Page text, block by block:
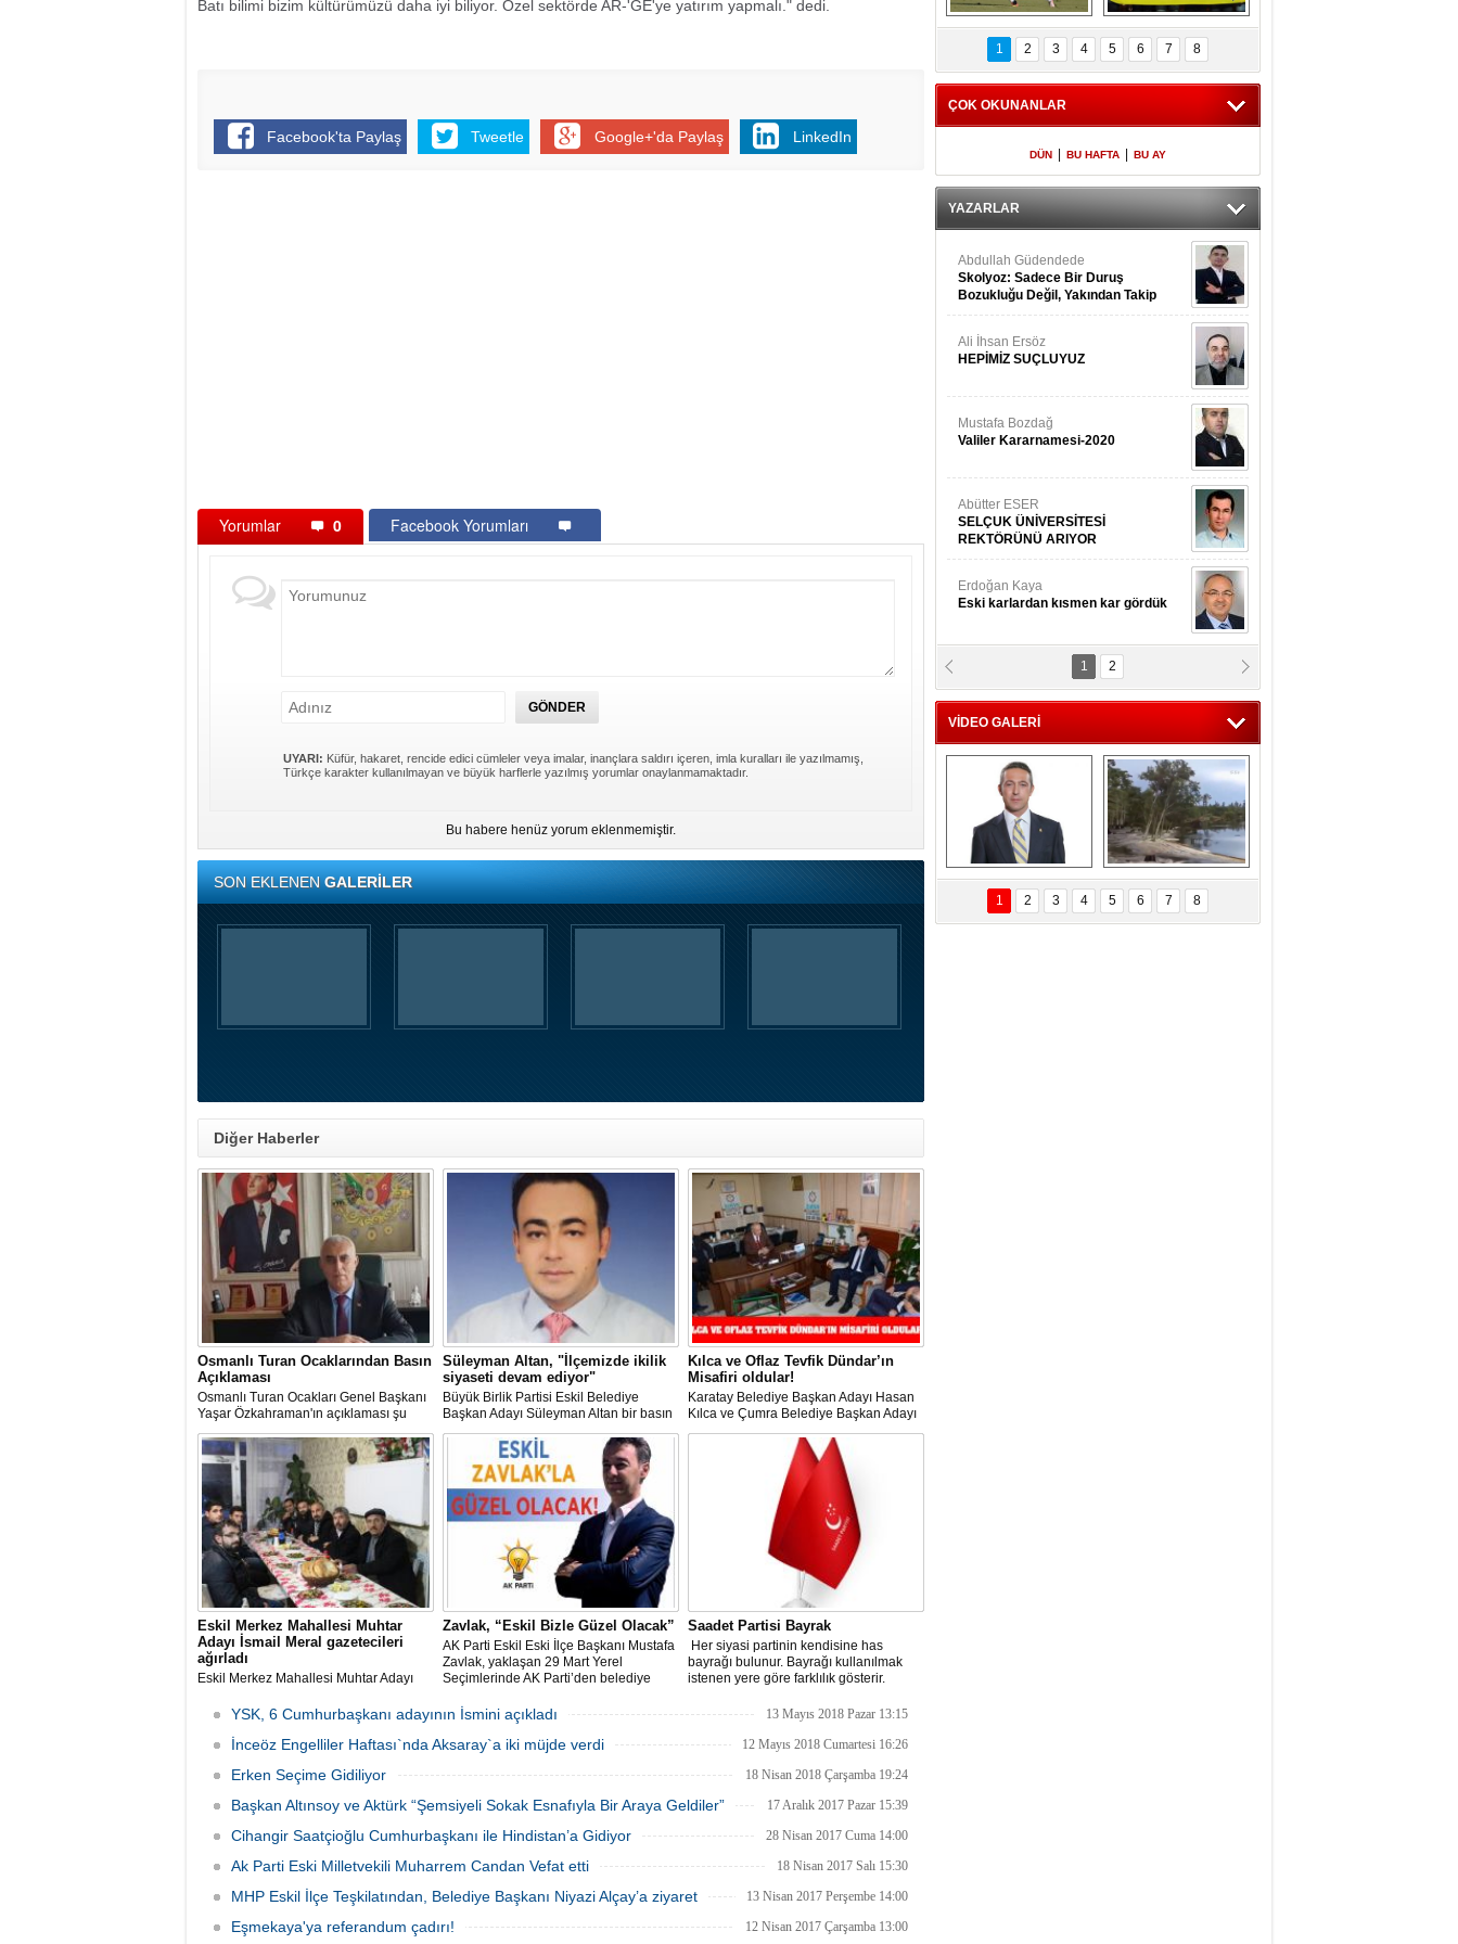
Batı bilimi bizim kültürümüzü daha iyi biliyor. Özel sektörde AR-'GE'ye yatırım yapmalı." dedi.
Facebook'ta Paylaş Tweetle Google+'da Paylaş LinkedIn
Yorumlar 0 Facebook Yorumları
UYARI: Küfür, hakaret, rencide edici cümleler veya imalar, inançlara saldırı içeren, imla kuralları ile yazılmamış,
Türkçe karakter kullanılmayan ve büyük harflerle yazılmış yorumlar onaylanmamaktadır.
Bu habere henüz yorum eklenmemiştir.
SON EKLENENGALERİLER
Diğer Haberler
Osmanlı Turan Ocaklarından Basın
Açıklaması
Osmanlı Turan Ocakları Genel Başkanı
Yaşar Özkahraman'ın açıklaması şu
şekilde:
Süleyman Altan, "İlçemizde ikilik
siyaseti devam ediyor"
Büyük Birlik Partisi Eskil Belediye
Başkan Adayı Süleyman Altan bir basın
açıklaması yaptı.
Kılca ve Oflaz Tevfik Dündar’ın
Misafiri oldular!
Karatay Belediye Başkan Adayı Hasan
Kılca ve Çumra Belediye Başkan Adayı
Halit Oflaz Zirve Sürücü Kursu Yönetim
Kurulu Başkanı Tevfik Dündar ve
Selçuklu Düğün Malzemeleri yönetim
Kurulu başkanı Sadettin Kutlu’nun
organizasyonu ile bir araya geldiler.
Eskil Merkez Mahallesi Muhtar
Adayı İsmail Meral gazetecileri
ağırladı
Eskil Merkez Mahallesi Muhtar Adayı
Günü'nde Eskil'de görev yapan
Zavlak, “Eskil Bizle Güzel Olacak”
AK Parti Eskil Eski İlçe Başkanı Mustafa
Zavlak, yaklaşan 29 Mart Yerel
Seçimlerinde AK Parti’den belediye
Güzel Olacak” sloganıyla duyurdu.
Saadet Partisi Bayrak
​​​​​​​ Her siyasi partinin kendisine has
bayrağı bulunur. Bayrağı kullanılmak
istenen yere göre farklılık gösterir.
YSK, 6 Cumhurbaşkanı adayının İsmini açıkladı 13 Mayıs 2018 Pazar 13:15
İnceöz Engelliler Haftası`nda Aksaray`a iki müjde verdi 12 Mayıs 2018 Cumartesi 16:26
Erken Seçime Gidiliyor 18 Nisan 2018 Çarşamba 19:24
Başkan Altınsoy ve Aktürk “Şemsiyeli Sokak Esnafıyla Bir Araya Geldiler” 17 Aralık 2017 Pazar 15:39
Cihangir Saatçioğlu Cumhurbaşkanı ile Hindistan’a Gidiyor 28 Nisan 2017 Cuma 14:00
Ak Parti Eski Milletvekili Muharrem Candan Vefat etti 18 Nisan 2017 Salı 15:30
MHP Eskil İlçe Teşkilatından, Belediye Başkanı Niyazi Alçay’a ziyaret 13 Nisan 2017 Perşembe 14:00
Eşmekaya'ya referandum çadırı! 12 Nisan 2017 Çarşamba 13:00
Fenerbahçe
Voluntari 3 golle
geçti
Futbolun adresi beş
ülke...
1 2 3 4 5 6 7 8
ÇOK OKUNANLAR
DÜN BU HAFTA BU AY
YAZARLAR
Abdullah Güdendede
Skolyoz: Sadece Bir Duruş
Bozukluğu Değil, Yakından Takip
Gerekir
Ali İhsan Ersöz
HEPİMİZ SUÇLUYUZ
Mustafa Bozdağ
Valiler Kararnamesi-2020
Abütter ESER
SELÇUK ÜNİVERSİTESİ
REKTÖRÜNÜ ARIYOR
Erdoğan Kaya
Eski karlardan kısmen kar gördük
Yrd.Doç.Dr. İbrahim BAYKAN
Hüseyin Gök
Zaman ve İnsan
1 2
VİDEO GALERİ
Ali Koç'tan  Lefter
sezonunda herkesi
yeniden saygıya
davet!
Ağaçlar 5 Saniyede
Kayboldu!
SubhanAllah!
1 2 3 4 5 6 7 8